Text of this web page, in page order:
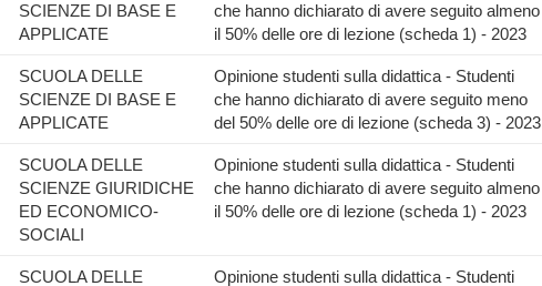
SCIENZE DI BASE E
APPLICATE
che hanno dichiarato di avere seguito almeno
il 50% delle ore di lezione (scheda 1) - 2023
SCUOLA DELLE
SCIENZE DI BASE E
APPLICATE
Opinione studenti sulla didattica - Studenti
che hanno dichiarato di avere seguito meno
del 50% delle ore di lezione (scheda 3) - 2023
SCUOLA DELLE
SCIENZE GIURIDICHE
ED ECONOMICO-
SOCIALI
Opinione studenti sulla didattica - Studenti
che hanno dichiarato di avere seguito almeno
il 50% delle ore di lezione (scheda 1) - 2023
SCUOLA DELLE
Opinione studenti sulla didattica - Studenti